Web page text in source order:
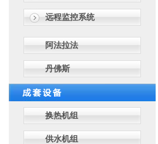
远程监控系统
阿法拉法
丹佛斯
换热机组
供水机组